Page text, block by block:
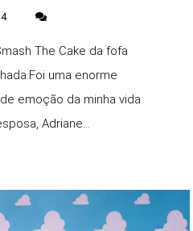
The Cake da fofa
uma enorme
emoção da minha vida
Adriane...